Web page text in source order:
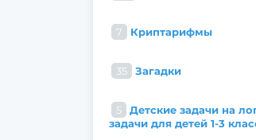
7 Криптарифмы
35 Загадки
5
Детские задачи на
задачи для детей 1-3